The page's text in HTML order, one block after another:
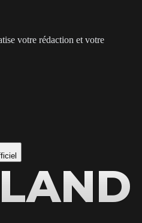
votre rédaction et votre